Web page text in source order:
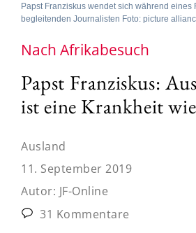
Papst Franziskus wendet sich während eines
begleitenden Journalisten Foto: picture
Nach Afrikabesuch
Papst Franziskus:
ist eine Krankheit
Ausland
11. September 2019
Autor: JF-Online
31 Kommentare